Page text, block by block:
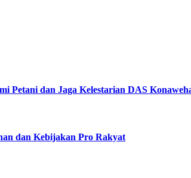
Petani dan Jaga Kelestarian DAS
dan Kebijakan Pro Rakyat